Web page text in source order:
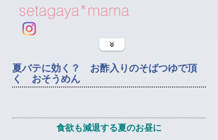
夏バテに効く？ お酢入りのそばつゆで頂
く おそうめん
食欲も減退する夏のお昼に